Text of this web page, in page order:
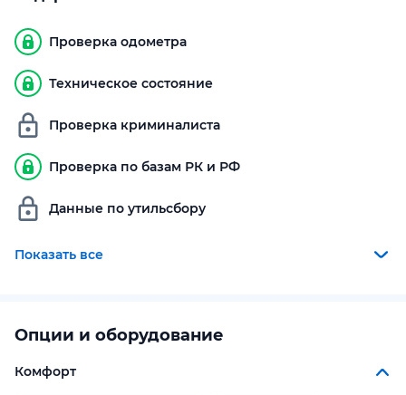
Проверка одометра
Техническое состояние
Проверка криминалиста
Проверка по базам РК и РФ
Данные по утильсбору
Показать все
Опции и оборудование
Комфорт